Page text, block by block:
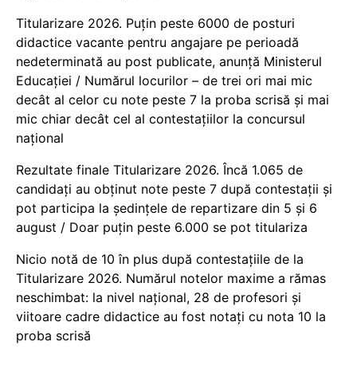
Titularizare 2026. Puțin peste 6000 de posturi
didactice vacante pentru angajare pe perioadă
nedeterminată au post publicate, anunță Ministerul
Educației / Numărul locurilor – de trei ori mai mic
decât al celor cu note peste 7 la proba scrisă și mai
mic chiar decât cel al contestațiilor la concursul
național
Rezultate finale Titularizare 2026. Încă 1.065 de
candidați au obținut note peste 7 după contestații și
pot participa la ședințele de repartizare din 5 și 6
august / Doar puțin peste 6.000 se pot titulariza
Nicio notă de 10 în plus după contestațiile de la
Titularizare 2026. Numărul notelor maxime a rămas
neschimbat: la nivel național, 28 de profesori și
viitoare cadre didactice au fost notați cu nota 10 la
proba scrisă